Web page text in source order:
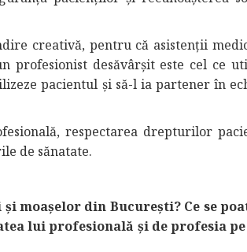
creativă, pentru că asistenții
profesionist desăvârşit este cel ce
pacientul şi să-l ia partener în
respectarea drepturilor
de sănatate.
moașelor din București? Ce se
lui profesională și de profesia pe